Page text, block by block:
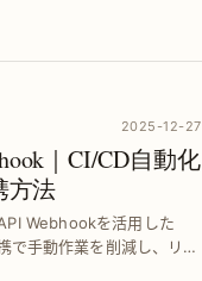
2025-12-27
｜CI/CD自動化
方法
Webhookを活用した
手動作業を削減し、リリ
介します。